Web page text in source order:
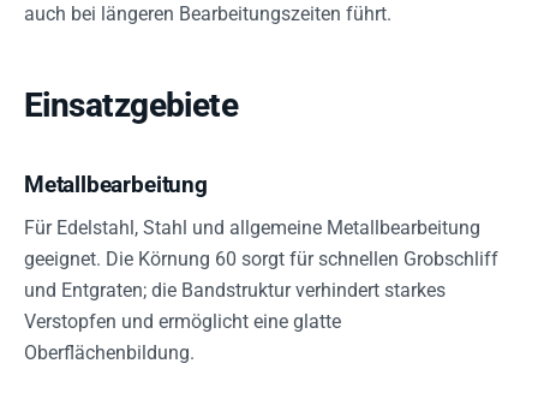
auch bei längeren Bearbeitungszeiten führt.
Einsatzgebiete
Metallbearbeitung
Für Edelstahl, Stahl und allgemeine Metallbearbeitung
geeignet. Die Körnung 60 sorgt für schnellen Grobschliff
und Entgraten; die Bandstruktur verhindert starkes
Verstopfen und ermöglicht eine glatte
Oberflächenbildung.